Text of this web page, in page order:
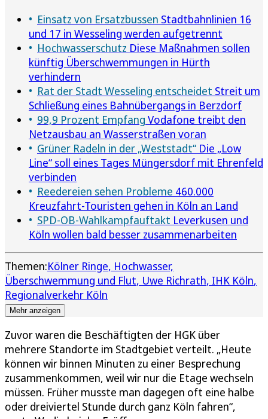
Einsatz von Ersatzbussen Stadtbahnlinien 16
und 17 in Wesseling werden aufgetrennt
Hochwasserschutz Diese Maßnahmen sollen
künftig Überschwemmungen in Hürth
verhindern
Rat der Stadt Wesseling entscheidet Streit um
Schließung eines Bahnübergangs in Berzdorf
99,9 Prozent Empfang Vodafone treibt den
Netzausbau an Wasserstraßen voran
Grüner Radeln in der „Weststadt“ Die „Low
Line“ soll eines Tages Müngersdorf mit Ehrenfeld
verbinden
Reedereien sehen Probleme 460.000
Kreuzfahrt-Touristen gehen in Köln an Land
SPD-OB-Wahlkampfauftakt Leverkusen und
Köln wollen bald besser zusammenarbeiten
Themen:Kölner Ringe Hochwasser,
Überschwemmung und Flut Uwe Richrath IHK Köln
Regionalverkehr Köln
Mehr anzeigen
Zuvor waren die Beschäftigten der HGK über
mehrere Standorte im Stadtgebiet verteilt. „Heute
können wir binnen Minuten zu einer Besprechung
zusammenkommen, weil wir nur die Etage wechseln
müssen. Früher musste man dagegen oft eine halbe
oder dreiviertel Stunde durch ganz Köln fahren“,